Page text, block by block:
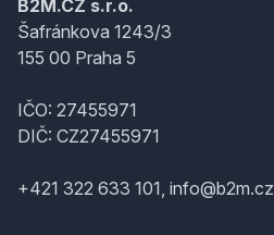
B2M.CZ s.r.o.
Šafránkova 1243/3
155 00 Praha 5
IČO: 27455971
DIČ: CZ27455971
+421 322 633 101, info@b2m.cz